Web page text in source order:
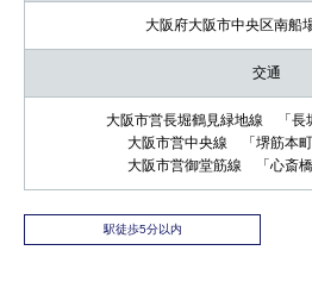
大阪府大阪市中央区南船
交通
大阪市営長堀鶴見緑地線 「
大阪市営中央線 「堺筋本
大阪市営御堂筋線 「心斎
駅徒歩5分以内